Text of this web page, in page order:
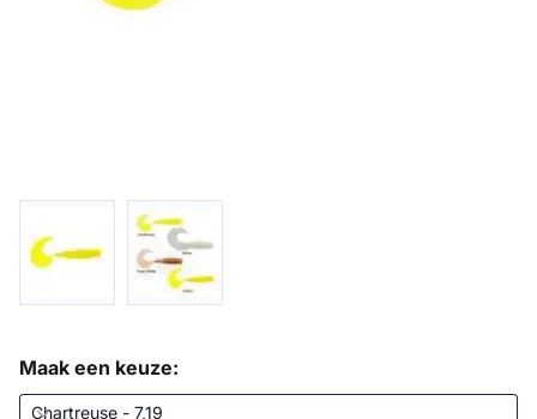
Maak een keuze: